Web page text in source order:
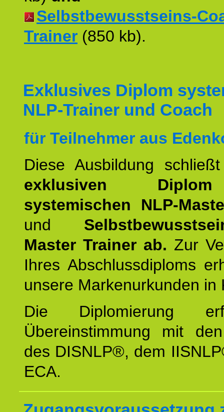
Selbstbewusstseins-
Trainer (850 kb).
Exklusives Diplom
NLP-Trainer und Coach
für Teilnehmer aus
Diese Ausbildung
exklusiven
systemischen NLP-
und
Master Trainer ab. Zur
Ihres Abschlussdiploms
unsere Markenurkunden in
Die Diplomierung
Übereinstimmung mit
des DISNLP®, dem
ECA.